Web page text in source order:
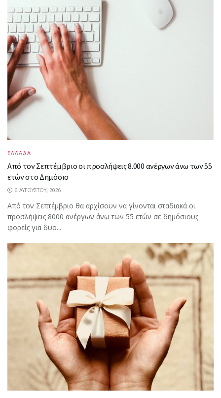
ΕΛΛΑΔΑ
Από τον Σεπτέμβριο οι προσλήψεις 8.000 ανέργων άνω των 55
ετών στο Δημόσιο
6 ΑΥΓΟΎΣΤΟΥ, 2026
Από τον Σεπτέμβριο θα αρχίσουν να γίνονται σταδιακά οι
προσλήψεις 8000 ανέργων άνω των 55 ετών σε δημόσιους
φορείς για δυο...